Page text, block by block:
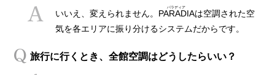
いいえ、変えられません。 PARADIAは空調された空
気を各エリアに振り分けるシステムだからです。
旅行に行くとき、全館空調はどうしたらいい？